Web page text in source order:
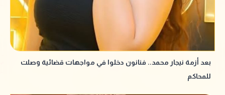
بعد أزمة نيجار محمد.. فنانون دخلوا في مواجهات قضائية وصلت
للمحاكم